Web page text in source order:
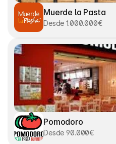
Muerde la Pasta
Desde 1.000.000€
Pomodoro
Desde 90.000€